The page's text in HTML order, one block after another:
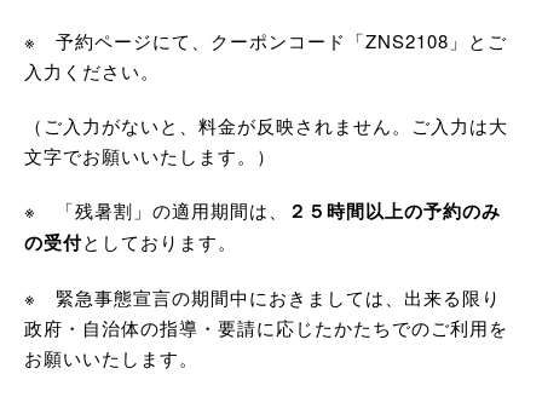
※ 予約ページにて、クーポンコード「ZNS2108」とご
入力ください。
（ご入力がないと、料金が反映されません。ご入力は大
文字でお願いいたします。）
※ 「残暑割」の適用期間は、
２５時間以上の予約のみ
の受付としております。
※ 緊急事態宣言の期間中におきましては、出来る限り
政府・自治体の指導・要請に応じたかたちでのご利用を
お願いいたします。